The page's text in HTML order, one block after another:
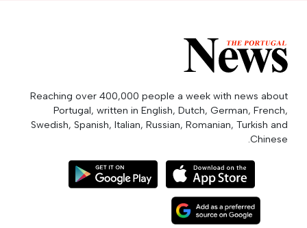
Reaching over 400,000 people a week with news about
Portugal, written in English, Dutch, German, French,
Swedish, Spanish, Italian, Russian, Romanian, Turkish and
Chinese.